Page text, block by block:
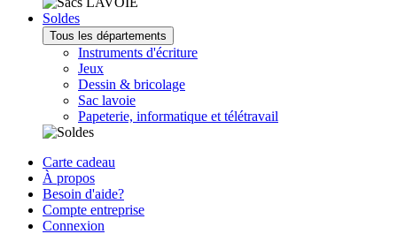
Soldes
Tous les départements
Instruments d'écriture
Jeux
Dessin & bricolage
Sac lavoie
Papeterie, informatique et télétravail
Carte cadeau
À propos
Besoin d'aide?
Compte entreprise
Connexion